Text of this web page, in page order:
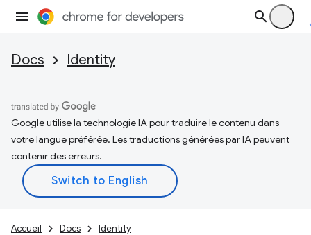
Docs Identity
Google utilise la technologie IA pour traduire le contenu dans
votre langue préférée. Les traductions générées par IA peuvent
contenir des erreurs.
Accueil Docs Identity